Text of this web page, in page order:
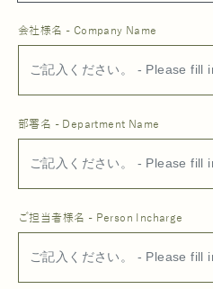
会社様名 - Company Name
部署名 - Department Name
ご担当者様名 - Person Incharge